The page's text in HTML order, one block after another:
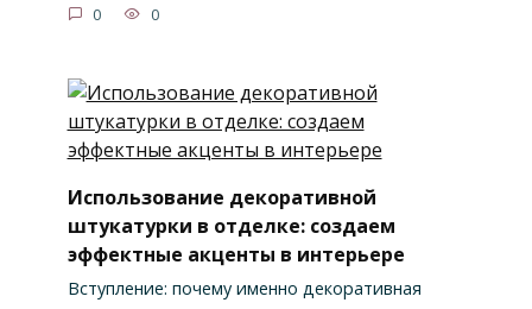
0 0
Использование декоративной
штукатурки в отделке: создаем
эффектные акценты в интерьере
Вступление: почему именно декоративная